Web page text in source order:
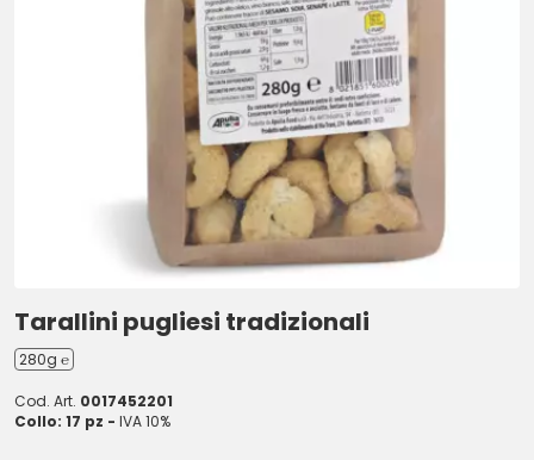
Tarallini pugliesi tradizionali
280g ℮
Cod. Art. 0017452201
Collo: 17 pz - IVA 10%